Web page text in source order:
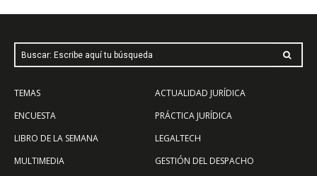
Buscar: Escribe aquí tu búsqueda
TEMAS
ENCUESTA
LIBRO DE LA SEMANA
MULTIMEDIA
ACTUALIDAD JURÍDICA
PRÁCTICA JURÍDICA
LEGALTECH
GESTIÓN DEL DESPACHO